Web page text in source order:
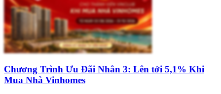
Chương Trình Ưu Đãi Nhân 3: Lên tới 5,1% Khi
Mua Nhà Vinhomes